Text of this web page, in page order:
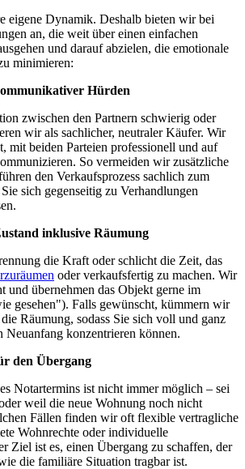
eigene Dynamik. Deshalb bieten wir bei
an, die weit über einen einfachen
und darauf abzielen, die emotionale
minimieren:
Hürden
zwischen den Partnern schwierig oder
wir als sachlicher, neutraler Käufer. Wir
mit beiden Parteien professionell und auf
So vermeiden wir zusätzliche
den Verkaufsprozess sachlich zum
sich gegenseitig zu Verhandlungen
inklusive Räumung
die Kraft oder schlicht die Zeit, das
oder verkaufsfertig zu machen. Wir
und übernehmen das Objekt gerne im
gesehen"). Falls gewünscht, kümmern wir
Räumung, sodass Sie sich voll und ganz
Neuanfang konzentrieren können.
den Übergang
Notartermins ist nicht immer möglich – sei
weil die neue Wohnung noch nicht
Fällen finden wir oft flexible vertragliche
Wohnrechte oder individuelle
Ziel ist es, einen Übergang zu schaffen, der
die familiäre Situation tragbar ist.